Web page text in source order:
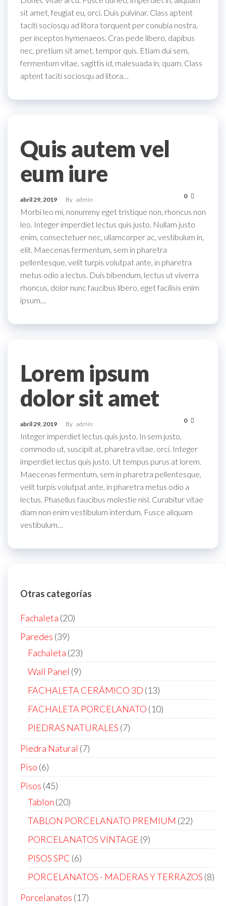
sit amet, feugiat eu, orci. Duis pulvinar. Class aptent
taciti sociosqu ad litora torquent per conubia nostra,
per inceptos hymenaeos. Cras pede libero, dapibus
nec, pretium sit amet, tempor quis. Etiam dui sem,
fermentum vitae, sagittis id, malesuada in, quam. Class
aptent taciti sociosqu ad litora…
Quis autem vel
eum iure
abril 29, 2019 By admin 0
Morbi leo mi, nonummy eget tristique non, rhoncus non
leo. Integer imperdiet lectus quis justo. Nullam justo
enim, consectetuer nec, ullamcorper ac, vestibulum in,
elit. Maecenas fermentum, sem in pharetra
pellentesque, velit turpis volutpat ante, in pharetra
metus odio a lectus. Duis bibendum, lectus ut viverra
rhoncus, dolor nunc faucibus libero, eget facilisis enim
ipsum…
Lorem ipsum
dolor sit amet
abril 29, 2019 By admin 0
Integer imperdiet lectus quis justo. In sem justo,
commodo ut, suscipit at, pharetra vitae, orci. Integer
imperdiet lectus quis justo. Ut tempus purus at lorem.
Maecenas fermentum, sem in pharetra pellentesque,
velit turpis volutpat ante, in pharetra metus odio a
lectus. Phasellus faucibus molestie nisl. Curabitur vitae
diam non enim vestibulum interdum. Fusce aliquam
vestibulum…
Otras categorías
Fachaleta 2020
Paredes 3939
products
Fachaleta 2323
products
Wall Panel 99
products
FACHALETA CERÁMICO 3D 1313
products
FACHALETA PORCELANATO 1010
PIEDRAS NATURALES 77
Piedra Natural 77
Piso 66
products
Pisos 4545
products
Tablon 2020
products
TABLON PORCELANATO PREMIUM 2222
PORCELANATOS VINTAGE 99
PISOS SPC 66
products
PORCELANATOS - MADERAS Y TERRAZOS 88
Porcelanatos 1717